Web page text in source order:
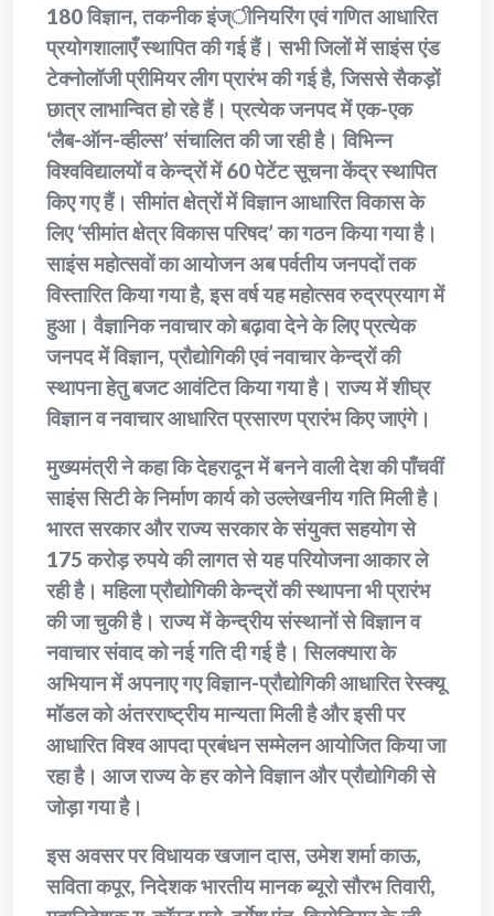
180 विज्ञान, तकनीक इंज्ीनियरिंग एवं गणित आधारित
प्रयोगशालाएँ स्थापित की गई हैं। सभी जिलों में साइंस एंड
टेक्नोलॉजी प्रीमियर लीग प्रारंभ की गई है, जिससे सैकड़ों
छात्र लाभान्वित हो रहे हैं। प्रत्येक जनपद में एक-एक
‘लैब-ऑन-व्हील्स’ संचालित की जा रही है। विभिन्न
विश्वविद्यालयों व केन्द्रों में 60 पेटेंट सूचना केंद्र स्थापित
किए गए हैं। सीमांत क्षेत्रों में विज्ञान आधारित विकास के
लिए ‘सीमांत क्षेत्र विकास परिषद’ का गठन किया गया है।
साइंस महोत्सवों का आयोजन अब पर्वतीय जनपदों तक
विस्तारित किया गया है, इस वर्ष यह महोत्सव रुद्रप्रयाग में
हुआ। वैज्ञानिक नवाचार को बढ़ावा देने के लिए प्रत्येक
जनपद में विज्ञान, प्रौद्योगिकी एवं नवाचार केन्द्रों की
स्थापना हेतु बजट आवंटित किया गया है। राज्य में शीघ्र
विज्ञान व नवाचार आधारित प्रसारण प्रारंभ किए जाएंगे।
मुख्यमंत्री ने कहा कि देहरादून में बनने वाली देश की पाँचवीं
साइंस सिटी के निर्माण कार्य को उल्लेखनीय गति मिली है।
भारत सरकार और राज्य सरकार के संयुक्त सहयोग से
175 करोड़ रुपये की लागत से यह परियोजना आकार ले
रही है। महिला प्रौद्योगिकी केन्द्रों की स्थापना भी प्रारंभ
की जा चुकी है। राज्य में केन्द्रीय संस्थानों से विज्ञान व
नवाचार संवाद को नई गति दी गई है। सिलक्यारा के
अभियान में अपनाए गए विज्ञान-प्रौद्योगिकी आधारित रेस्क्यू
मॉडल को अंतरराष्ट्रीय मान्यता मिली है और इसी पर
आधारित विश्व आपदा प्रबंधन सम्मेलन आयोजित किया जा
रहा है। आज राज्य के हर कोने विज्ञान और प्रौद्योगिकी से
जोड़ा गया है।
इस अवसर पर विधायक खजान दास, उमेश शर्मा काऊ,
सविता कपूर, निदेशक भारतीय मानक ब्यूरो सौरभ तिवारी,